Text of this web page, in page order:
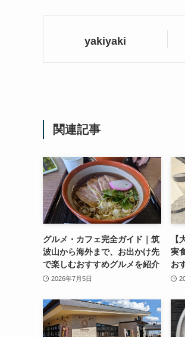
yakiyaki
関連記事
グルメ・カフェ完全ガイド｜筑
波山から海外まで、お出かけ先
で楽しむおすすめグルメを紹介
2026年7月5日
【
実
お